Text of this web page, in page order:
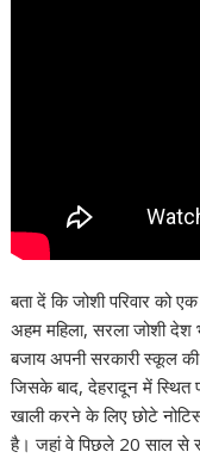
बता दें कि जोशी परिवार को
अहम महिला, सरला जोशी
बजाय अपनी सरकारी स्कूल
जिसके बाद, देहरादून में स्थित
खाली करने के लिए छोटे
है। जहां वे पिछले 20 साल से